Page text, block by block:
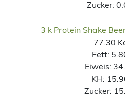
Zucker:
3 k Protein Shake
77.30
Fett:
Eiweis:
KH:
Zucker: